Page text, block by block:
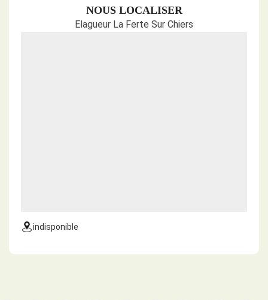
NOUS LOCALISER
Elagueur La Ferte Sur Chiers
indisponible